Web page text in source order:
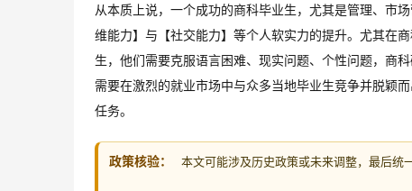
从本质上说，一个成功的商科毕业生，尤其是管理、市
维能力】与【社交能力】等个人软实力的提升。 尤其在
生，他们需要克服语言困难、现实问题、个性问题，商
需要在激烈的就业市场中与众多当地毕业生竞争并脱颖
任务。
政策核验： 本文可能涉及历史政策或未来调整，最后统